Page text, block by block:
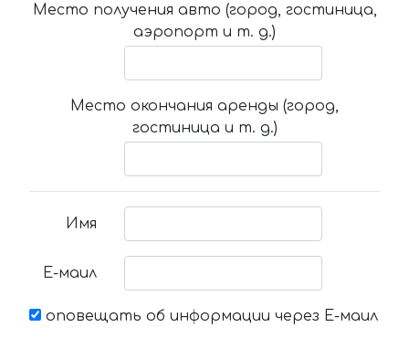
Место получения авто (город, гостиница,
аэропорт и т. д.)
Место окончания аренды (город,
гостиница и т. д.)
Имя
Е-маил
оповещать об информации через Е-маил